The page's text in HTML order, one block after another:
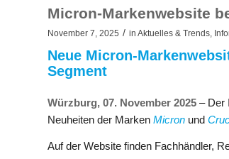
Micron-Markenwebsite
November 7, 2025 / in Aktuelles & Trends,
Neue Micron-
Segment​
Würzburg, 07. November 2025 – Der
Neuheiten der Marken Micron und
Auf der Website finden Fachhändler,